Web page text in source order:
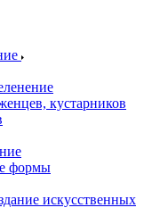
кустарников
формы
искусственных